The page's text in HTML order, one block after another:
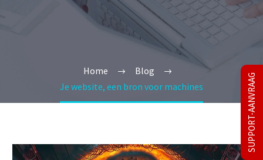
Home
Blog
Je website, een bron voor machines
SUPPORT-AANVRAAG